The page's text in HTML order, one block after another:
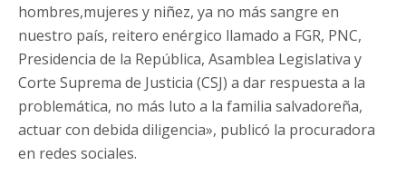
hombres,mujeres y niñez, ya no más sangre en
nuestro país, reitero enérgico llamado a FGR, PNC,
Presidencia de la República, Asamblea Legislativa y
Corte Suprema de Justicia (CSJ) a dar respuesta a la
problemática, no más luto a la familia salvadoreña,
actuar con debida diligencia», publicó la procuradora
en redes sociales.